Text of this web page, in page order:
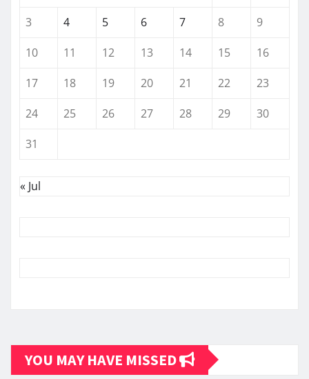
3
4 5 6 7 8
9
10
11 12 13 14 15
16
17
18 19 20 21 22
23
24
25 26 27 28 29
30
31
« Jul
YOU MAY HAVE MISSED